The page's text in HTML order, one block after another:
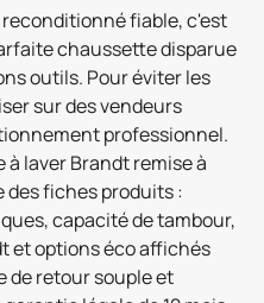
fiable, c'est
chaussette disparue
outils. Pour éviter les
sur des vendeurs
professionnel.
à laver Brandt remise à
fiches produits :
capacité de tambour,
et options éco affichés
de retour souple et